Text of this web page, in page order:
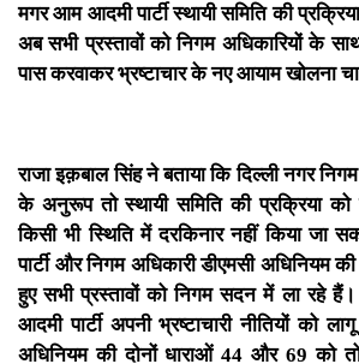
मगर आम आदमी पार्टी स्थायी समिति की
अब सभी प्रस्तावों को निगम अधिकारियों के
पास करवाकर भ्रष्टाचार के नए आयाम खोलना
राजा इक़बाल सिंह ने बताया कि दिल्ली नगर
के अनुरूप तो स्थायी समिति की प्रक्रिया को
किसी भी स्थिति में दरकिनार नहीं किया जा
पार्टी और निगम अधिकारी डीएमसी अधिनियम
हुए सभी प्रस्तावों को निगम सदन में ला रहे
आदमी पार्टी अपनी भ्रष्टाचारी नीतियों को
अधिनियम की दोनों धाराओं 44 और 69 को